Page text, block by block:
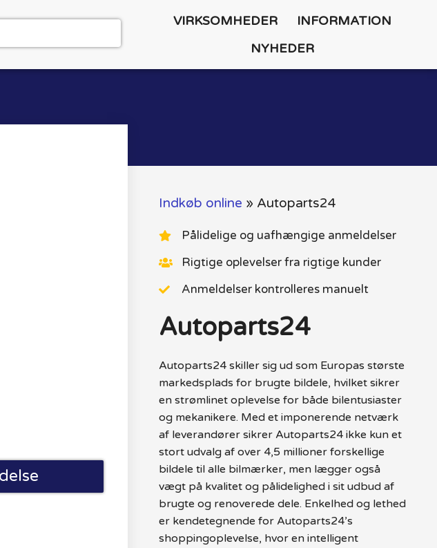
VIRKSOMHEDER
INFORMATION
NYHEDER
Indkøb online » Autoparts24
Pålidelige og uafhængige anmeldelser
Rigtige oplevelser fra rigtige kunder
Anmeldelser kontrolleres manuelt
Autoparts24
Autoparts24 skiller sig ud som Europas største
markedsplads for brugte bildele, hvilket sikrer
en strømlinet oplevelse for både bilentusiaster
og mekanikere. Med et imponerende netværk
af leverandører sikrer Autoparts24 ikke kun et
stort udvalg af over 4,5 millioner forskellige
bildele til alle bilmærker, men lægger også
vægt på kvalitet og pålidelighed i sit udbud af
brugte og renoverede dele. Enkelhed og lethed
er kendetegnende for Autoparts24’s
shoppingoplevelse, hvor en intelligent